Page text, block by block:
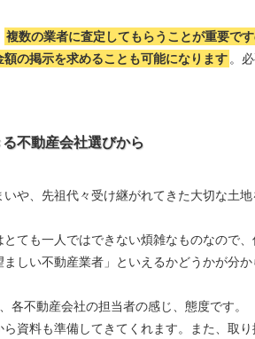
複数の業者に査定してもらうことが重要で
の掲示を求めることも可能になります 。
不動産会社選びから
や、先祖代々受け継がれてきた大切な土
ても一人ではできない煩雑なものなので
しい不動産業者」といえるかどうかが分
各不動産会社の担当者の感じ、態度です。
資料も準備してきてくれます。また、取